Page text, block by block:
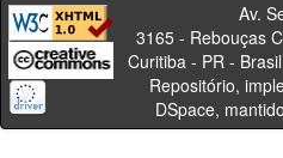
Av. Sete
3165 - Rebouças
Curitiba -
Repositório,
DSpace,